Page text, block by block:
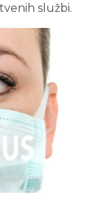
službi.